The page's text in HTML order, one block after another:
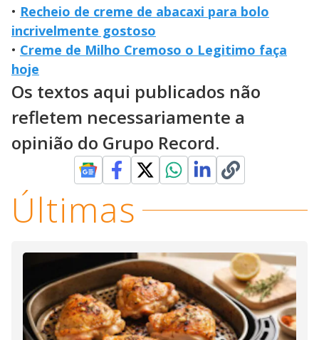
• Recheio de creme de abacaxi para bolo
incrivelmente gostoso
• Creme de Milho Cremoso o Legitimo faça
hoje
Os textos aqui publicados não
refletem necessariamente a
opinião do Grupo Record.
Últimas